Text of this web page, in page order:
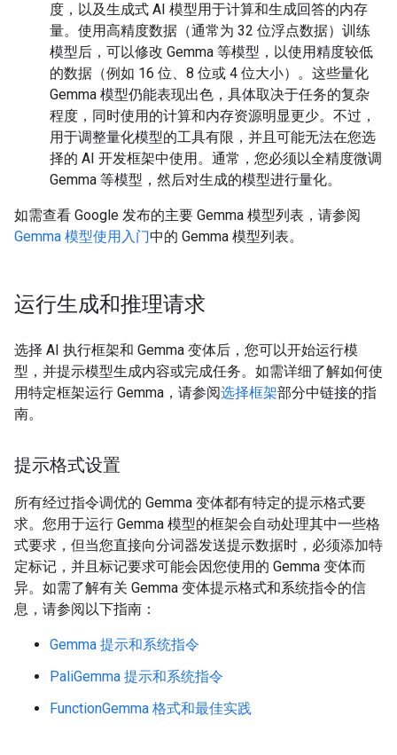
度，以及生成式 AI 模型用于计算和生成回答的内存
量。使用高精度数据（通常为 32 位浮点数据）训练
模型后，可以修改 Gemma 等模型，以使用精度较低
的数据（例如 16 位、8 位或 4 位大小）。这些量化
Gemma 模型仍能表现出色，具体取决于任务的复杂
程度，同时使用的计算和内存资源明显更少。不过，
用于调整量化模型的工具有限，并且可能无法在您选
择的 AI 开发框架中使用。通常，您必须以全精度微调
Gemma 等模型，然后对生成的模型进行量化。
如需查看 Google 发布的主要 Gemma 模型列表，请参阅
Gemma 模型使用入门中的 Gemma 模型列表。
运行生成和推理请求
选择 AI 执行框架和 Gemma 变体后，您可以开始运行模
型，并提示模型生成内容或完成任务。如需详细了解如何使
用特定框架运行 Gemma，请参阅选择框架部分中链接的指
南。
提示格式设置
所有经过指令调优的 Gemma 变体都有特定的提示格式要
求。您用于运行 Gemma 模型的框架会自动处理其中一些格
式要求，但当您直接向分词器发送提示数据时，必须添加特
定标记，并且标记要求可能会因您使用的 Gemma 变体而
异。如需了解有关 Gemma 变体提示格式和系统指令的信
息，请参阅以下指南：
Gemma 提示和系统指令
PaliGemma 提示和系统指令
FunctionGemma 格式和最佳实践